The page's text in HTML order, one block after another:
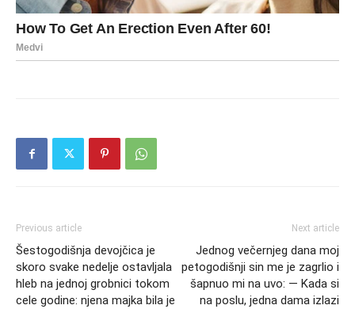
Previous article
Šestogodišnja devojčica je
skoro svake nedelje ostavljala
hleb na jednoj grobnici tokom
cele godine: njena majka bila je
Next article
Jednog večernjeg dana moj
petogodišnji sin me je zagrlio i
šapnuo mi na uvo: — Kada si
na poslu, jedna dama izlazi